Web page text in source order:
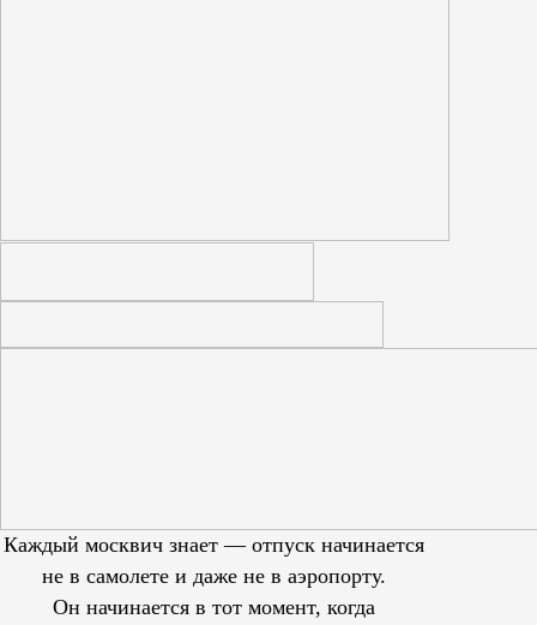
Каждый москвич знает — отпуск начинается
не в самолете и даже не в аэропорту.
Он начинается в тот момент, когда